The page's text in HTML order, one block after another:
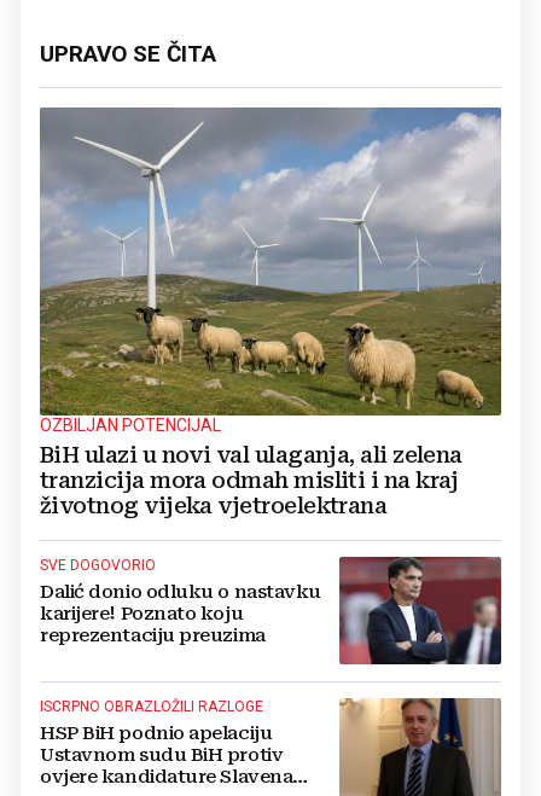
UPRAVO SE ČITA
OZBILJAN POTENCIJAL
BiH ulazi u novi val ulaganja, ali zelena
tranzicija mora odmah misliti i na kraj
životnog vijeka vjetroelektrana
SVE DOGOVORIO
Dalić donio odluku o nastavku
karijere! Poznato koju
reprezentaciju preuzima
ISCRPNO OBRAZLOŽILI RAZLOGE
HSP BiH podnio apelaciju
Ustavnom sudu BiH protiv
ovjere kandidature Slavena